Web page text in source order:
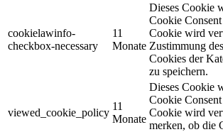
cookielawinfo-
checkbox-necessary
11
Monate
Dieses Cookie
Cookie
Cookie wird
Zustimmung
Cookies der
zu speichern.
viewed_cookie_policy
11
Monate
Dieses Cookie
Cookie
Cookie wird
merken, ob die